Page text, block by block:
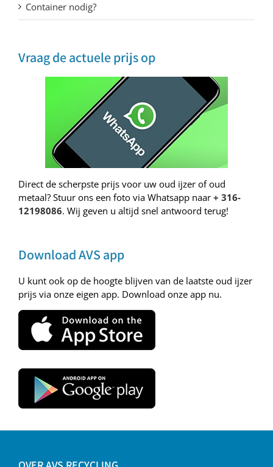
Container nodig?
Vraag de actuele prijs op
Direct de scherpste prijs voor uw oud ijzer of oud
metaal? Stuur ons een foto via Whatsapp naar + 316-
12198086. Wij geven u altijd snel antwoord terug!
Download AVS app
U kunt ook op de hoogte blijven van de laatste oud ijzer
prijs via onze eigen app. Download onze app nu.